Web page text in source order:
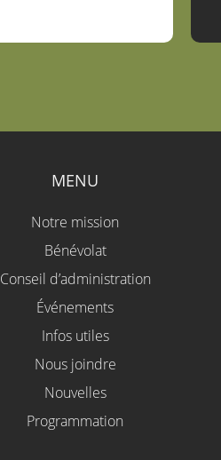
MENU
Notre mission
Bénévolat
Conseil d’administration
Événements
Infos utiles
Nous joindre
Nouvelles
Programmation